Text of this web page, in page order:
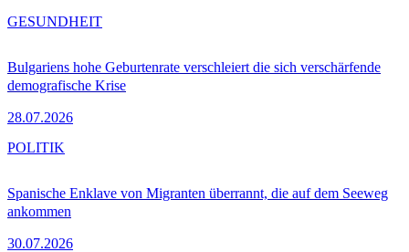
Bulgariens hohe Geburtenrate verschleiert die sich verschärfende
demografische Krise
28.07.2026
GESUNDHEIT
Spanische Enklave von Migranten überrannt, die auf dem Seeweg
ankommen
30.07.2026
POLITIK